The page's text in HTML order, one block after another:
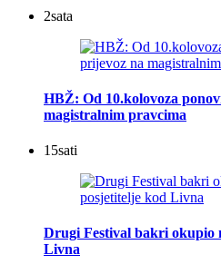
2sata
HBŽ: Od 10.kolovoza
magistralnim pravcima
15sati
Drugi Festival bakri okupio
Livna